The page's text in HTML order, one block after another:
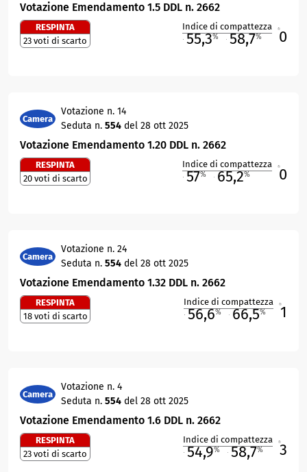
Votazione Emendamento 1.5 DDL n. 2662
RESPINTA
23 voti di scarto
Indice di compattezza
55,3% 58,7% 0
Camera
Votazione n. 14
Seduta n. 554 del 28 ott 2025
Votazione Emendamento 1.20 DDL n. 2662
RESPINTA
20 voti di scarto
Indice di compattezza
57% 65,2% 0
Camera
Votazione n. 24
Seduta n. 554 del 28 ott 2025
Votazione Emendamento 1.32 DDL n. 2662
RESPINTA
18 voti di scarto
Indice di compattezza
56,6% 66,5% 1
Camera
Votazione n. 4
Seduta n. 554 del 28 ott 2025
Votazione Emendamento 1.6 DDL n. 2662
RESPINTA
23 voti di scarto
Indice di compattezza
54,9% 58,7% 3